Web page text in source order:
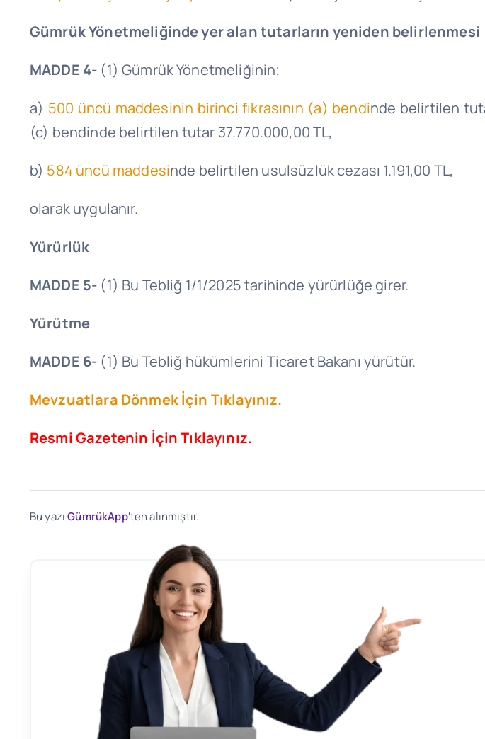
Gümrük Yönetmeliğinde yer alan tutarların yeniden belirlenmesi
MADDE 4- (1) Gümrük Yönetmeliğinin;
a) 500 üncü maddesinin birinci fıkrasının (a) bendinde belirtilen
(c) bendinde belirtilen tutar 37.770.000,00 TL,
b) 584 üncü maddesinde belirtilen usulsüzlük cezası 1.191,00 TL,
olarakuygulanır.
Yürürlük
MADDE 5- (1) Bu Tebliğ 1/1/2025tarihinde yürürlüğe girer.
Yürütme
MADDE 6- (1) Bu Tebliğ hükümlerini Ticaret Bakanı yürütür.
Mevzuatlara Dönmek İçin Tıklayınız.
Resmi Gazetenin İçin Tıklayınız.
Bu yazıGümrükApp'ten alınmıştır.